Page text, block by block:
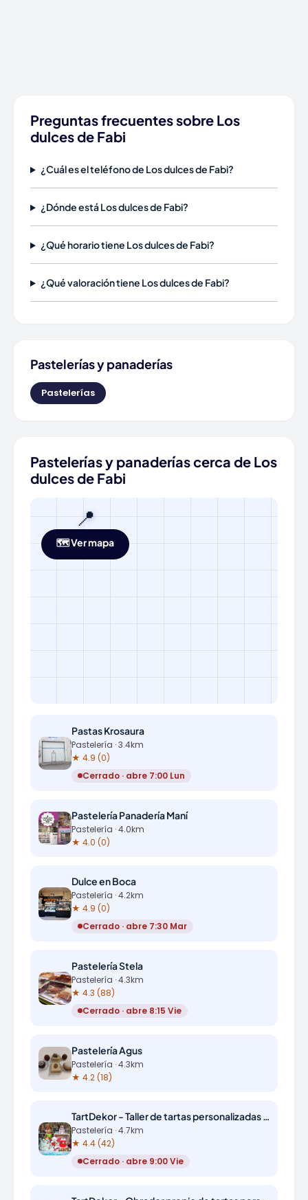
Preguntas frecuentes sobre Los
dulces de Fabi
¿Cuál es el teléfono de Los dulces de Fabi?
¿Dónde está Los dulces de Fabi?
¿Qué horario tiene Los dulces de Fabi?
¿Qué valoración tiene Los dulces de Fabi?
Pastelerías y panaderías
Pastelerías
Pastelerías y panaderías cerca de Los
dulces de Fabi
📍
🗺️ Ver mapa
Pastas Krosaura
Pastelería · 3.4km
★ 4.9 (0)
Cerrado · abre 7:00 Lun
Pastelería Panadería Maní
Pastelería · 4.0km
★ 4.0 (0)
Dulce en Boca
Pastelería · 4.2km
★ 4.9 (0)
Cerrado · abre 7:30 Mar
Pastelería Stela
Pastelería · 4.3km
★ 4.3 (88)
Cerrado · abre 8:15 Vie
Pastelería Agus
Pastelería · 4.3km
★ 4.2 (18)
TartDekor - Taller de tartas personalizadas y postres de todo tipo
Pastelería · 4.7km
★ 4.4 (42)
Cerrado · abre 9:00 Vie